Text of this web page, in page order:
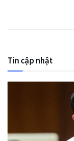
Tin cập nhật